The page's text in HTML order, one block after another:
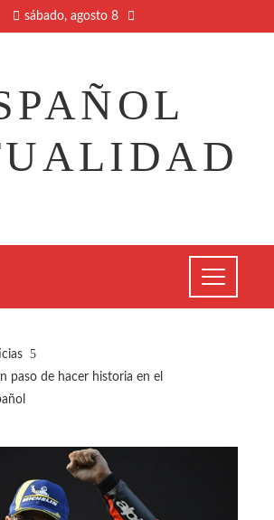
sábado, agosto 8
paso de hacer historia en el